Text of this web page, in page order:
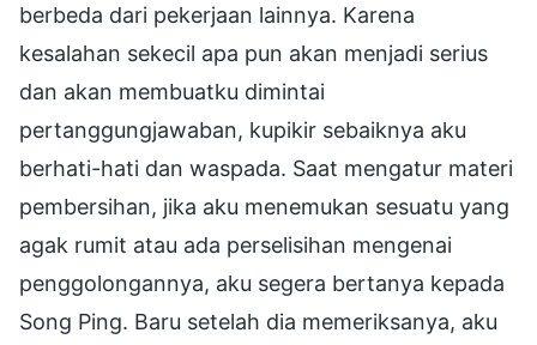
berbeda dari pekerjaan lainnya. Karena
kesalahan sekecil apa pun akan menjadi serius
dan akan membuatku dimintai
pertanggungjawaban, kupikir sebaiknya aku
berhati-hati dan waspada. Saat mengatur materi
pembersihan, jika aku menemukan sesuatu yang
agak rumit atau ada perselisihan mengenai
penggolongannya, aku segera bertanya kepada
Song Ping. Baru setelah dia memeriksanya, aku